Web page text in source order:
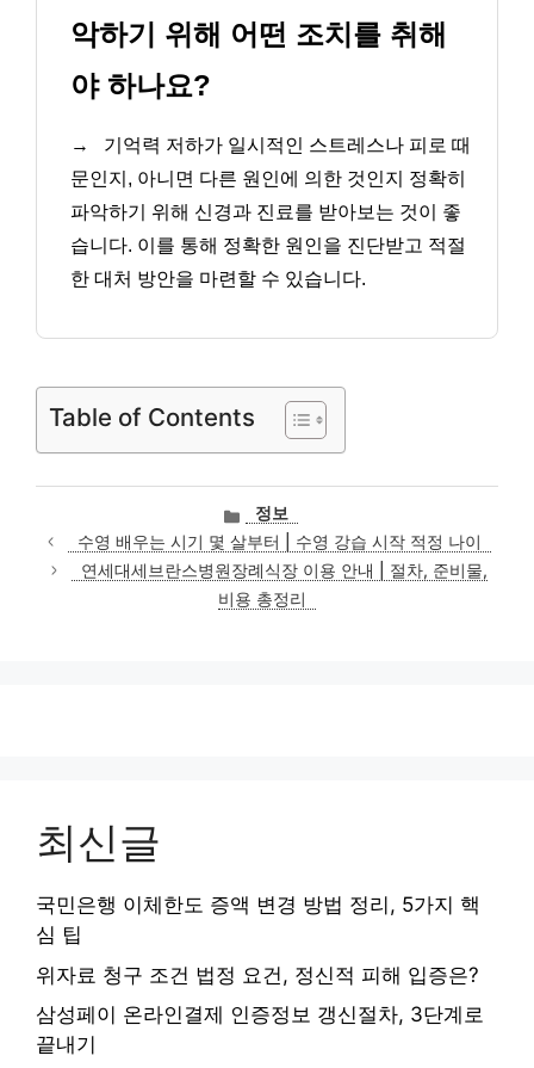
악하기 위해 어떤 조치를 취해
야 하나요?
→
기억력 저하가 일시적인 스트레스나 피로 때
문인지, 아니면 다른 원인에 의한 것인지 정확히
파악하기 위해 신경과 진료를 받아보는 것이 좋
습니다. 이를 통해 정확한 원인을 진단받고 적절
한 대처 방안을 마련할 수 있습니다.
Table of Contents
카
테
고
리
정보
수영 배우는 시기 몇 살부터 | 수영 강습 시작 적정 나이
연세대세브란스병원장례식장 이용 안내 | 절차, 준비물,
비용 총정리
최신글
국민은행 이체한도 증액 변경 방법 정리, 5가지 핵
심 팁
위자료 청구 조건 법정 요건, 정신적 피해 입증은?
삼성페이 온라인결제 인증정보 갱신절차, 3단계로
끝내기